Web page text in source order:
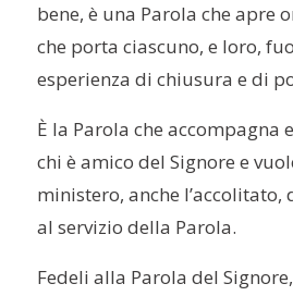
bene, è una Parola che apre
che porta ciascuno, e loro,
esperienza di chiusura e di
È la Parola che accompagna
chi è amico del Signore e
ministero, anche
al servizio della Parola.
Fedeli alla Parola del